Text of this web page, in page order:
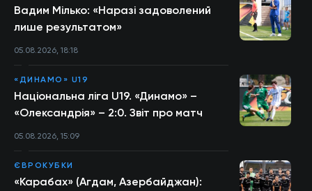
Вадим Мілько: «Наразі задоволений
лише результатом»
05.08.2026, 18:18
«ДИНАМО» U19
Національна ліга U19. «Динамо» –
«Олександрія» – 2:0. Звіт про матч
05.08.2026, 15:09
ЄВРОКУБКИ
«Карабах» (Агдам, Азербайджан):